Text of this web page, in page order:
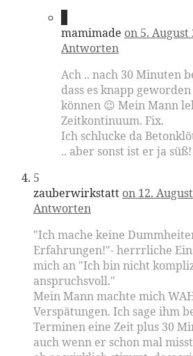
mamimade on 5. August
Antworten
Ach .. nach 30 Minuten
dass es knapp
können 😉 Mein Mann
Zeitkontinuum. Fix.
Ich schlucke da
.. aber sonst ist er ja
5
zauberwirkstatt on 12.
Antworten
"Ich mache keine
Erfahrungen!"- herrrliche
mich an "Ich bin nicht
anspruchsvoll."
Mein Mann machte mich
Verspätungen. Ich sage ihm
Terminen eine Zeit plus 30
auch wenn er schon mal